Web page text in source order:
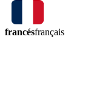
francésfrançais